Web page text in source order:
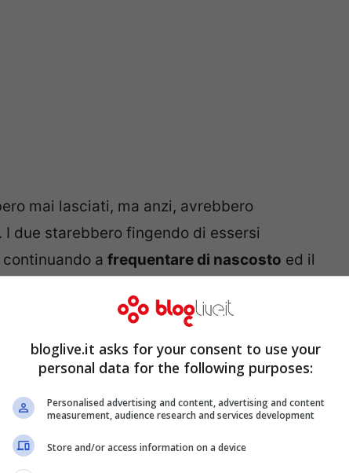
mai lasciati, ma anzi, avrebbero
due starebbero fingendo di essersi
a frequentare di nascosto ed il
mai. Ad infondere qualche dubbio sul
qualche tempo fa, era stato pure il
di aver visto la sua cliente
di una occasione.
in piedi questa messa in scena? I
ragione numero uno sarebbe proprio
di tenersi a debita distanza dal
bloglive.it asks for your consent to use your
personal data for the following purposes:
Personalised advertising and content, advertising and content
measurement, audience research and services development
Store and/or access information on a device